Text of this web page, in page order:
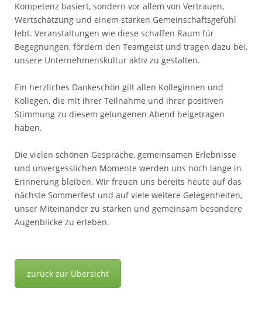
Kompetenz basiert, sondern vor allem von Vertrauen,
Wertschätzung und einem starken Gemeinschaftsgefühl
lebt. Veranstaltungen wie diese schaffen Raum für
Begegnungen, fördern den Teamgeist und tragen dazu bei,
unsere Unternehmenskultur aktiv zu gestalten.
Ein herzliches Dankeschön gilt allen Kolleginnen und
Kollegen, die mit ihrer Teilnahme und ihrer positiven
Stimmung zu diesem gelungenen Abend beigetragen
haben.
Die vielen schönen Gespräche, gemeinsamen Erlebnisse
und unvergesslichen Momente werden uns noch lange in
Erinnerung bleiben. Wir freuen uns bereits heute auf das
nächste Sommerfest und auf viele weitere Gelegenheiten,
unser Miteinander zu stärken und gemeinsam besondere
Augenblicke zu erleben.
zurück zur Übersicht